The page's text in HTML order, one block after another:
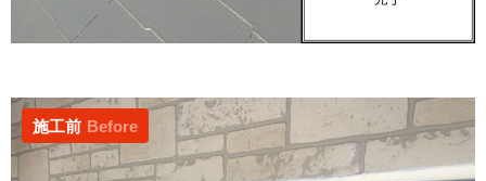
施工前 Before